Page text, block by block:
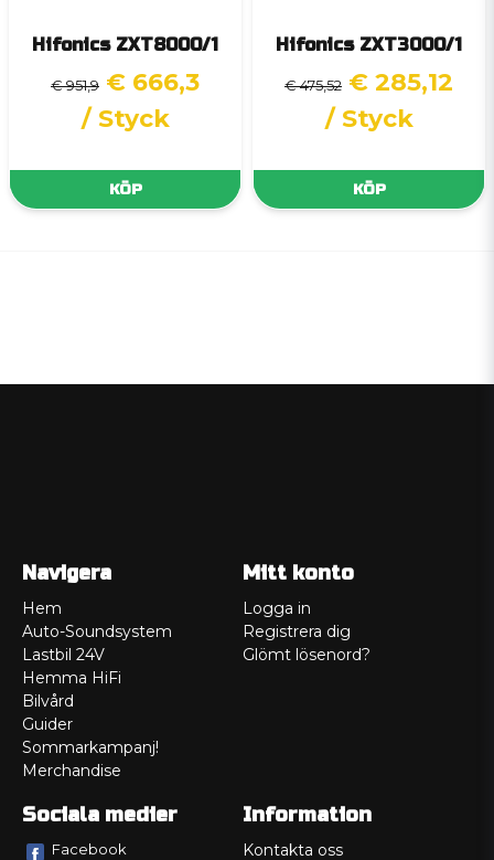
Hifonics ZXT8000/1
€ 951,9 € 666,3
/ Styck
KÖP
Hifonics ZXT3000/1
€ 475,52 € 285,12
/ Styck
KÖP
Navigera
Hem
Auto-Soundsystem
Lastbil 24V
Hemma HiFi
Bilvård
Guider
Sommarkampanj!
Merchandise
Mitt konto
Logga in
Registrera dig
Glömt lösenord?
Sociala medier
Facebook
Information
Kontakta oss